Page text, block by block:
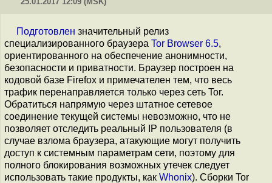
Подготовлен значительный релиз
специализированного браузера Tor Browser 6.5,
ориентированного на обеспечение анонимности,
безопасности и приватности. Браузер построен на
кодовой базе Firefox и примечателен тем, что весь
трафик перенаправляется только через сеть Tor.
Обратиться напрямую через штатное сетевое
соединение текущей системы невозможно, что не
позволяет отследить реальный IP пользователя (в
случае взлома браузера, атакующие могут получить
доступ к системным параметрам сети, поэтому для
полного блокирования возможных утечек следует
использовать такие продукты, как Whonix). Сборки Tor